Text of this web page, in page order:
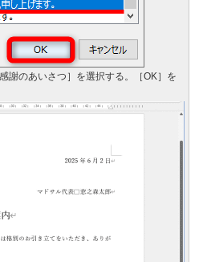
謝のあいさつ］を選択する。［OK］を